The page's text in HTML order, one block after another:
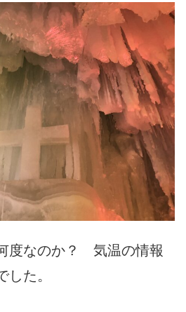
度なのか？ 気温の情報
した。